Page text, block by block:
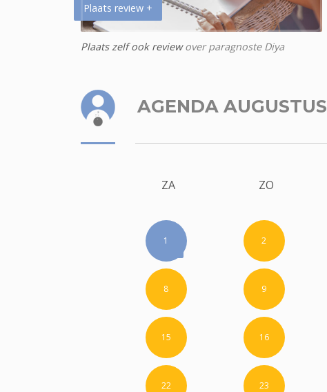
Plaats review +
Plaats zelf ook reviewover paragnoste Diya
AGENDA AUGUSTUS
ZA ZO
1 2
8 9
15 16
22 23